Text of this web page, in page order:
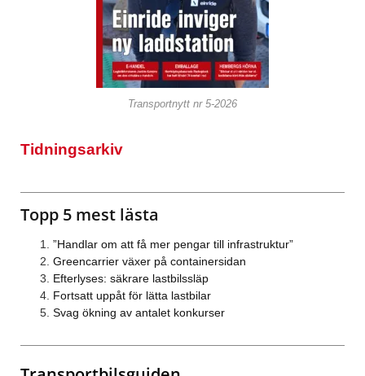
Transportnytt nr 5-2026
Tidningsarkiv
Topp 5 mest lästa
”Handlar om att få mer pengar till infrastruktur”
Greencarrier växer på containersidan
Efterlyses: säkrare lastbilssläp
Fortsatt uppåt för lätta lastbilar
Svag ökning av antalet konkurser